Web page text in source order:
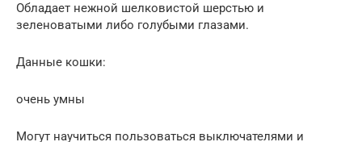
Обладает нежной шелковистой шерстью и
зеленоватыми либо голубыми глазами.
Данные кошки:
очень умны
Могут научиться пользоваться выключателями и